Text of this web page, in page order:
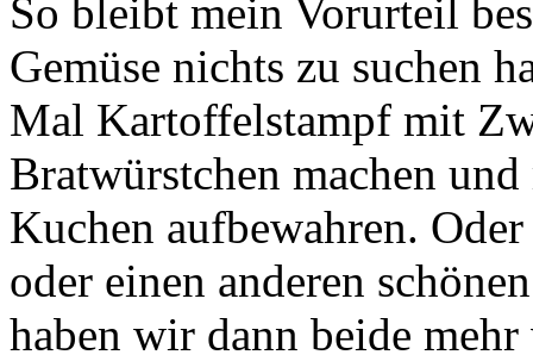
So bleibt mein Vorurteil
Gemüse nichts zu suchen
Mal Kartoffelstampf mit
Bratwürstchen machen
Kuchen aufbewahren.
oder einen anderen
haben wir dann beide